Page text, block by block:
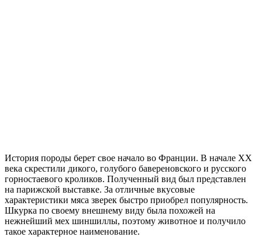
История породы берет свое начало во Франции. В начале XX
века скрестили дикого, голубого бавереновского и русского
горностаевого кроликов. Полученный вид был представлен
на парижской выставке. За отличные вкусовые
характеристики мяса зверек быстро приобрел популярность.
Шкурка по своему внешнему виду была похожей на
нежнейший мех шиншиллы, поэтому животное и получило
такое характерное наименование.